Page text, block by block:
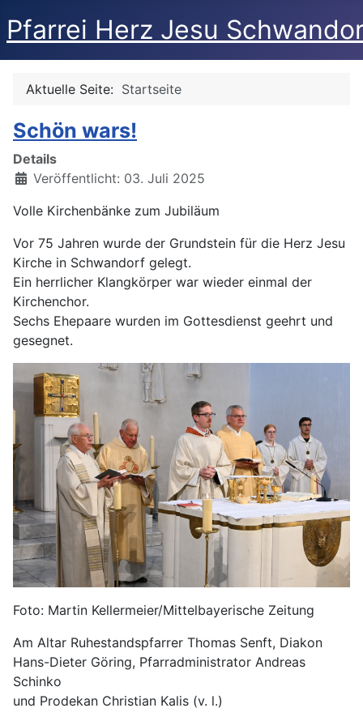
Pfarrei Herz Jesu
Aktuelle Seite: Startseite
Schön wars!
Details
Veröffentlicht: 03. Juli 2025
Volle Kirchenbänke zum Jubiläum
Vor 75 Jahren wurde der Grundstein für die Herz Jesu
Kirche in Schwandorf gelegt.
Ein herrlicher Klangkörper war wieder einmal der
Kirchenchor.
Sechs Ehepaare wurden im Gottesdienst geehrt und
gesegnet.
Foto: Martin Kellermeier/Mittelbayerische Zeitung
Am Altar Ruhestandspfarrer Thomas Senft, Diakon
Hans-Dieter Göring, Pfarradministrator Andreas
Schinko
und Prodekan Christian Kalis (v. l.)